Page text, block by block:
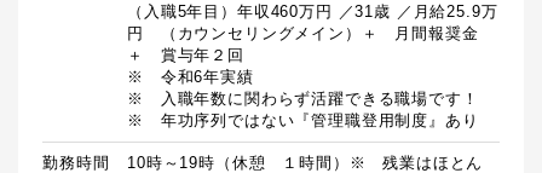
（入職5年目）年収460万円 ／31歳 ／月給25.9万
円　（カウンセリングメイン）＋　月間報奨金
＋　賞与年２回
※　令和6年実績
※　入職年数に関わらず活躍できる職場です！
※　年功序列ではない『管理職登用制度』あり
勤務時間
10時～19時（休憩　１時間）※　残業はほとん